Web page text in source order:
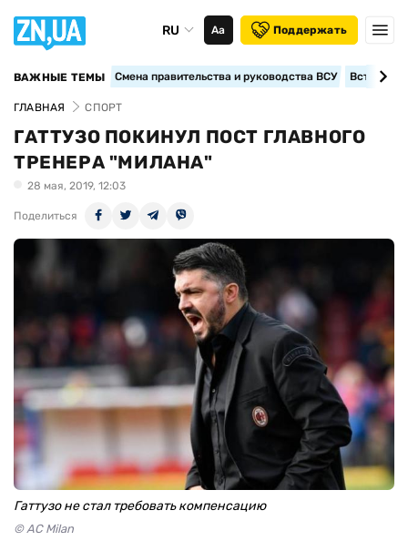
RU Аа Поддержать
ВАЖНЫЕ ТЕМЫ Смена правительства и руководства ВСУ
ГЛАВНАЯ СПОРТ
ГАТТУЗО ПОКИНУЛ ПОСТ ГЛАВНОГО
ТРЕНЕРА "МИЛАНА"
28 мая, 2019, 12:03
Поделиться
Гаттузо не стал требовать компенсацию
© AC Milan